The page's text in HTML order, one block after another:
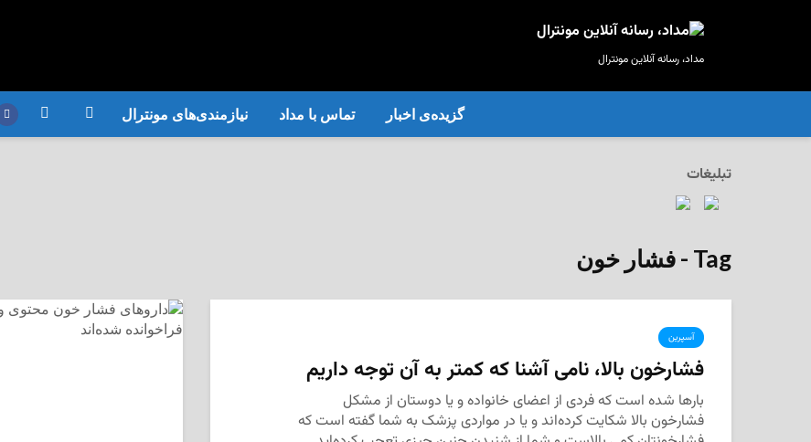
مداد، رسانه آنلاین مونترال
گزیده‌ی‌ اخبار تماس با مداد نیازمندی‌های مونترال
تبلیغات
Tag - فشار خون
آسپرین
فشارخون بالا، نامی آشنا که کمتر به آن توجه داریم
بارها شده است که فردی از اعضای خانواده و یا دوستان از مشکل
فشارخون بالا شکایت کرده‌اند و یا در مواردی پزشک‌ به شما گفته است که